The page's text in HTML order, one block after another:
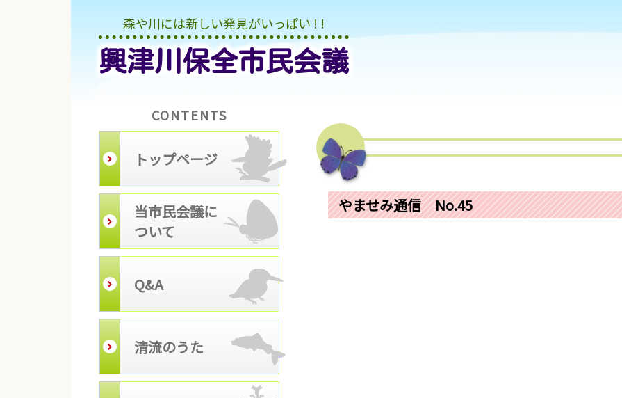
森や川には新しい発見がいっぱい ! !
興津川保全市民会議
CONTENTS
トップページ
当市民会議に
ついて
Q&A
清流のうた
やませみ通信 No.45